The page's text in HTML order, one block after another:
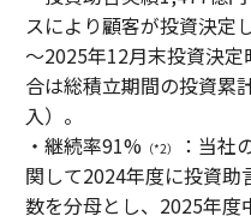
スにより顧客が投資決定
～2025年12月末投資決
合は総積立期間の投資累
入）。
・継続率91% （*2）
：当社
関して2024年度に投資
数を分母とし、2025年度